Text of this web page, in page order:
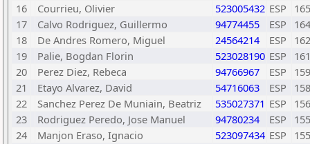
16
Courrieu, Olivier 523005432 ESP
17
Calvo Rodriguez, Guillermo 94774455 ESP
18
De Andres Romero, Miguel 24564214 ESP
19
Palie, Bogdan Florin 523028190 ESP
20
Perez Diez, Rebeca 94766967 ESP
21
Etayo Alvarez, David 54716063 ESP
22
Sanchez Perez De Muniain, Beatriz 535027371 ESP
23
Rodriguez Peredo, Jose Manuel 94780234 ESP
24
Manjon Eraso, Ignacio 523097434 ESP